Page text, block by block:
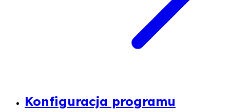
Konfiguracja programu